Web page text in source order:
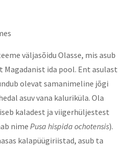
väljasõidu Olasse, mis asub
ida pool. Ent asulast
olevat samanimeline jõgi
asuv vana kaluriküla. Ola
kaladest ja viigerhüljestest
nime Pusa hispida ochotensis).
kalapüügiriistad, asub ta